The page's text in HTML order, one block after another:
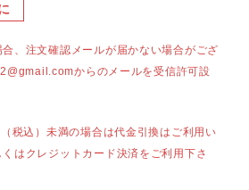
、注文確認メールが届かない場合がござ
からのメールを受信許可設
税込）未満の場合は代金引換はご利用い
はクレジットカード決済をご利用下さ